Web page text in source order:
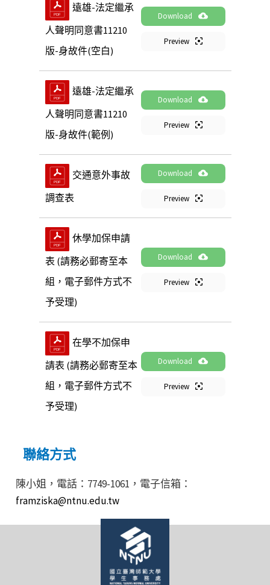
遠雄-法定繼承
人聲明同意書11210
版-身故件(空白)
Download
Preview
遠雄-法定繼承
人聲明同意書11210
版-身故件(範例)
Download
Preview
交通意外事故
調查表
Download
Preview
休學加保申請
表 (請務必郵寄至本
組，電子郵件方式不
予受理)
Download
Preview
在學不加保申
請表 (請務必郵寄至本
組，電子郵件方式不
予受理)
Download
Preview
聯絡方式
陳小姐，電話：7749-1061，電子信箱：
framziska@ntnu.edu.tw